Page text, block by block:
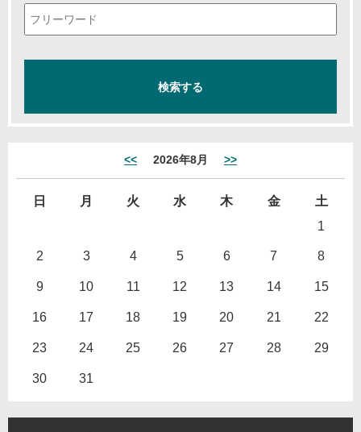
<< 2026年8月 >>
日 月 火 水 木 金
土
1
2 3 4 5 6 7 8
9 10 11 12 13 14 15
16 17 18 19 20 21 22
23 24 25 26 27 28 29
30 31